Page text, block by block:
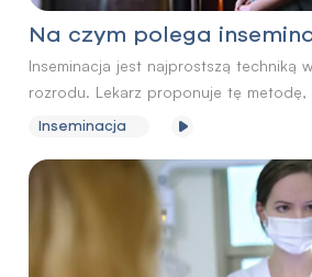
Na czym polega
Inseminacja jest najprostszą techniką
rozrodu. Lekarz proponuje tę
terapie leczenia niepłodności nie
Inseminacja